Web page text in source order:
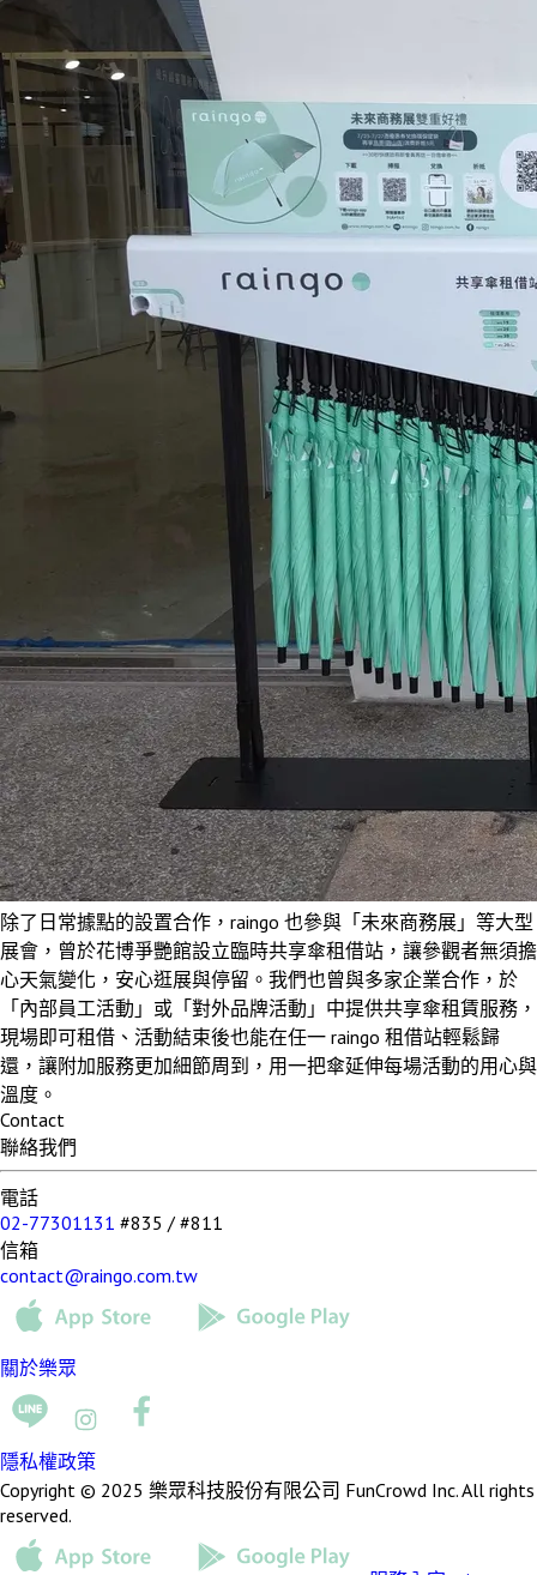
除了日常據點的設置合作，raingo 也參與「未來商務展」等大型
展會，曾於花博爭艷館設立臨時共享傘租借站，讓參觀者無須擔
心天氣變化，安心逛展與停留。我們也曾與多家企業合作，於
「內部員工活動」或「對外品牌活動」中提供共享傘租賃服務，
現場即可租借、活動結束後也能在任一 raingo 租借站輕鬆歸
還，讓附加服務更加細節周到，用一把傘延伸每場活動的用心與
溫度。
Contact
聯絡我們
電話
02-77301131 #835 / #811
信箱
contact@raingo.com.tw
關於樂眾
隱私權政策
Copyright © 2025 樂眾科技股份有限公司 FunCrowd Inc. All rights
reserved.